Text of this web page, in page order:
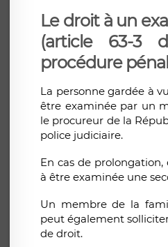
Le droit à un
(article 63-3
procédure
La personne gardée à
être examinée par un
le procureur de la
police judiciaire.
En cas de
à être examinée une
Un membre de la
peut également
de droit.